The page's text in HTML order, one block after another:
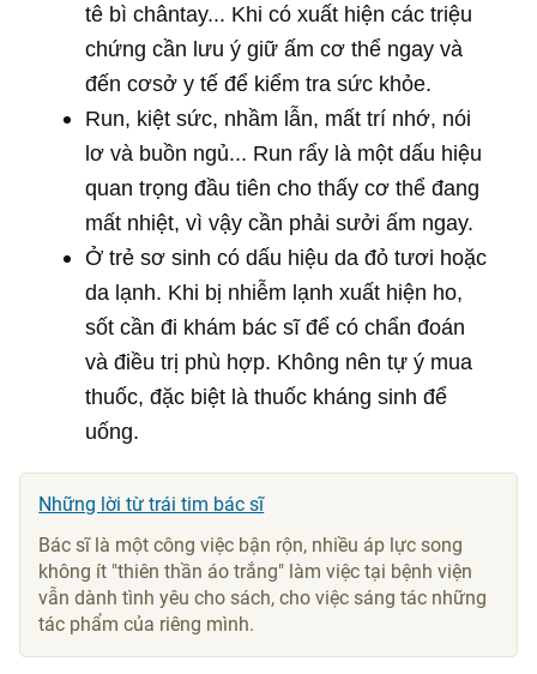
tê bì chântay... Khi có xuất hiện các triệu
chứng cần lưu ý giữ ấm cơ thể ngay và
đến cơsở y tế để kiểm tra sức khỏe.
Run, kiệt sức, nhầm lẫn, mất trí nhớ, nói
lơ và buồn ngủ... Run rẩy là một dấu hiệu
quan trọng đầu tiên cho thấy cơ thể đang
mất nhiệt, vì vậy cần phải sưởi ấm ngay.
Ở trẻ sơ sinh có dấu hiệu da đỏ tươi hoặc
da lạnh. Khi bị nhiễm lạnh xuất hiện ho,
sốt cần đi khám bác sĩ để có chẩn đoán
và điều trị phù hợp. Không nên tự ý mua
thuốc, đặc biệt là thuốc kháng sinh để
uống.
Những lời từ trái tim bác sĩ
Bác sĩ là một công việc bận rộn, nhiều áp lực song
không ít "thiên thần áo trắng" làm việc tại bệnh viện
vẫn dành tình yêu cho sách, cho việc sáng tác những
tác phẩm của riêng mình.